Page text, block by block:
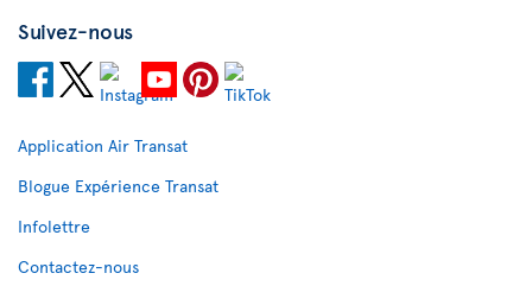
Suivez-nous
Application Air Transat
Blogue Expérience Transat
Infolettre
Contactez-nous